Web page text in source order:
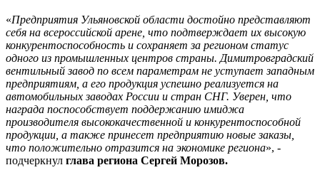
«Предприятия Ульяновской области достойно представляют
себя на всероссийской арене, что подтверждает их высокую
конкурентоспособность и сохраняет за регионом статус
одного из промышленных центров страны. Димитровградский
вентильный завод по всем параметрам не уступает западным
предприятиям, а его продукция успешно реализуется на
автомобильных заводах России и стран СНГ. Уверен, что
награда поспособствует поддержанию имиджа
производителя высококачественной и конкурентоспособной
продукции, а также принесет предприятию новые заказы,
что положительно отразится на экономике региона», -
подчеркнул глава региона Сергей Морозов.